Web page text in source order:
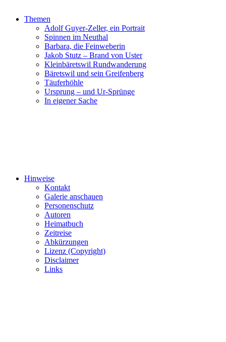
Themen
Adolf Guyer-Zeller, ein Portrait
Spinnen im Neuthal
Barbara, die Feinweberin
Jakob Stutz – Brand von Uster
Kleinbäretswil Rundwanderung
Bäretswil und sein Greifenberg
Täuferhöhle
Ursprung – und Ur-Sprünge
In eigener Sache
Hinweise
Kontakt
Galerie anschauen
Personenschutz
Autoren
Heimatbuch
Zeitreise
Abkürzungen
Lizenz (Copyright)
Disclaimer
Links